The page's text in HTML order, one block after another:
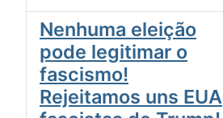
Nenhuma eleição
pode legitimar o
fascismo!
Rejeitamos uns EUA